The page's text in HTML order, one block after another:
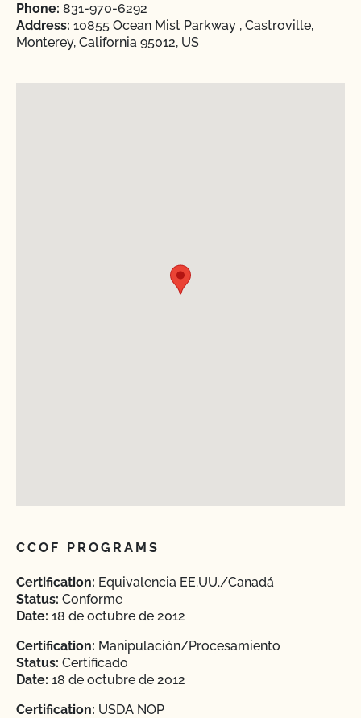
Phone: 831-970-6292
Address: 10855 Ocean Mist Parkway , Castroville,
Monterey, California 95012, US
CCOF PROGRAMS
Certification: Equivalencia EE.UU./Canadá
Status: Conforme
Date: 18 de octubre de 2012
Certification: Manipulación/Procesamiento
Status: Certificado
Date: 18 de octubre de 2012
Certification: USDA NOP